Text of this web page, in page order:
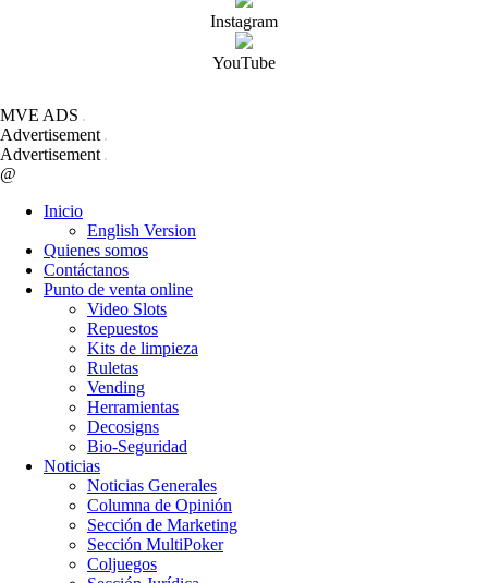
Instagram
YouTube
MVE ADS
Advertisement
Advertisement
@
Inicio
English Version
Quienes somos
Contáctanos
Punto de venta online
Video Slots
Repuestos
Kits de limpieza
Ruletas
Vending
Herramientas
Decosigns
Bio-Seguridad
Noticias
Noticias Generales
Columna de Opinión
Sección de Marketing
Sección MultiPoker
Coljuegos